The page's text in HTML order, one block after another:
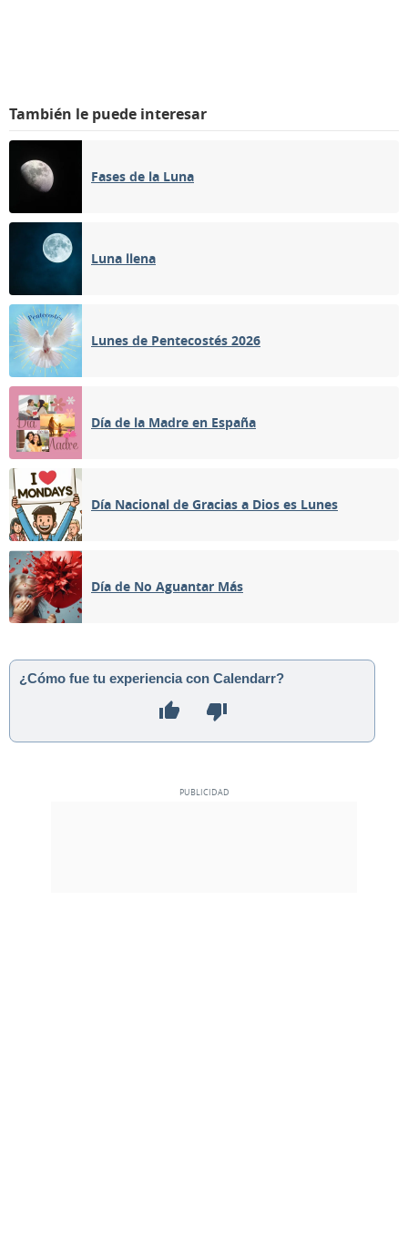
También le puede interesar
Fases de la Luna
Luna llena
Lunes de Pentecostés 2026
Día de la Madre en España
Día Nacional de Gracias a Dios es Lunes
Día de No Aguantar Más
¿Cómo fue tu experiencia con Calendarr?